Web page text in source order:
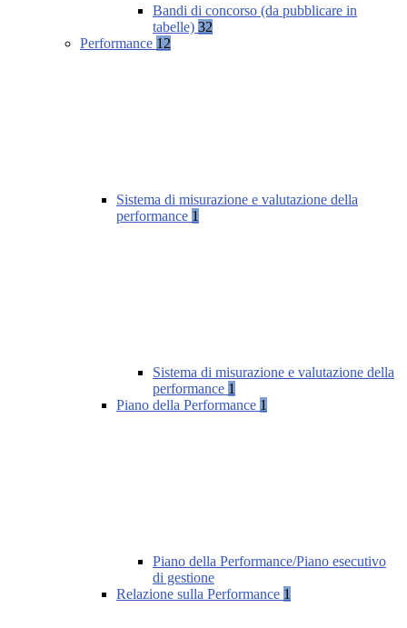
Bandi di concorso (da pubblicare in
tabelle) 32
Performance 12
Sistema di misurazione e valutazione della
performance 1
Sistema di misurazione e valutazione della
performance 1
Piano della Performance 1
Piano della Performance/Piano esecutivo
di gestione
Relazione sulla Performance 1